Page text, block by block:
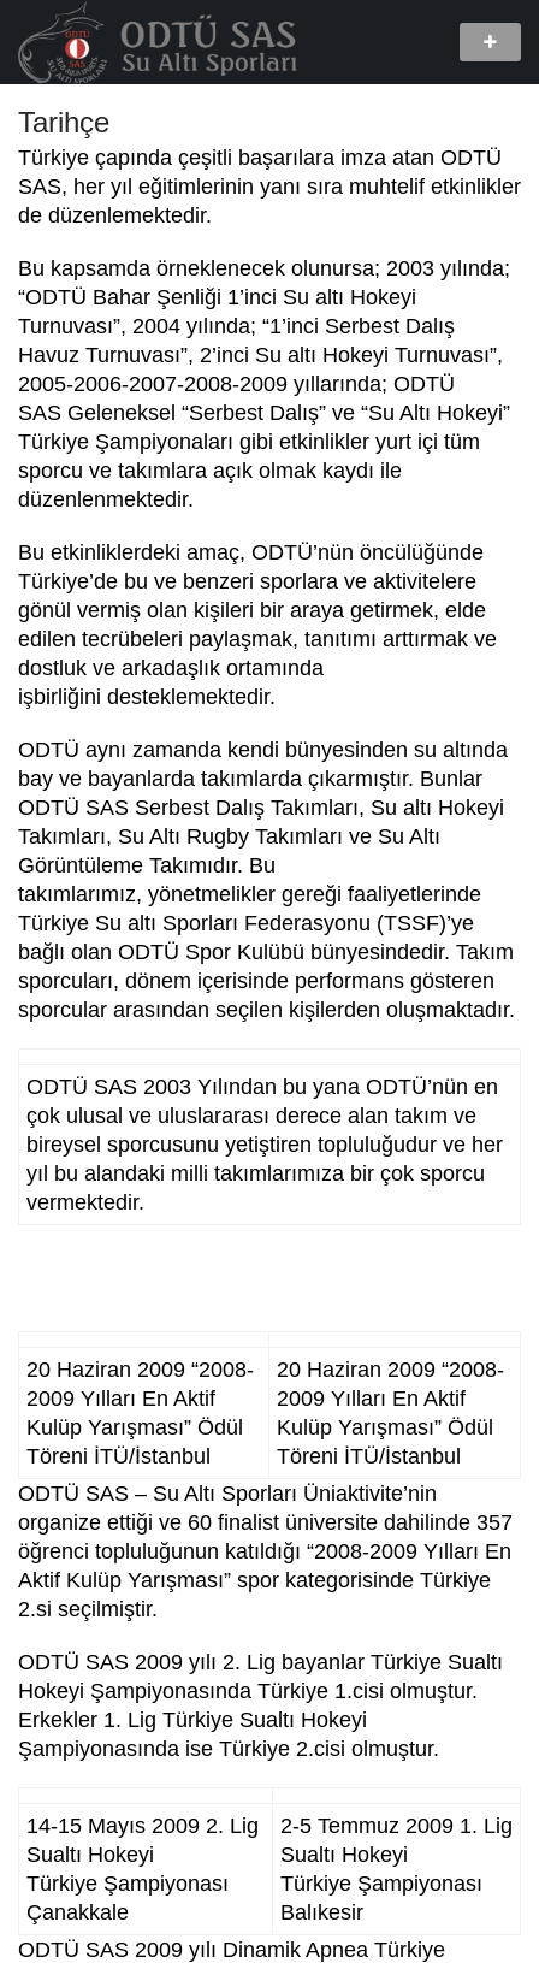
Tarihçe
Türkiye çapında çeşitli başarılara imza atan ODTÜ
SAS, her yıl eğitimlerinin yanı sıra muhtelif etkinlikler
de düzenlemektedir.
Bu kapsamda örneklenecek olunursa; 2003 yılında;
“ODTÜ Bahar Şenliği 1’inci Su altı Hokeyi
Turnuvası”, 2004 yılında; “1’inci Serbest Dalış
Havuz Turnuvası”, 2’inci Su altı Hokeyi Turnuvası”,
2005-2006-2007-2008-2009 yıllarında; ODTÜ
SAS Geleneksel “Serbest Dalış” ve “Su Altı Hokeyi”
Türkiye Şampiyonaları gibi etkinlikler yurt içi tüm
sporcu ve takımlara açık olmak kaydı ile
düzenlenmektedir.
Bu etkinliklerdeki amaç, ODTÜ’nün öncülüğünde
Türkiye’de bu ve benzeri sporlara ve aktivitelere
gönül vermiş olan kişileri bir araya getirmek, elde
edilen tecrübeleri paylaşmak, tanıtımı arttırmak ve
dostluk ve arkadaşlık ortamında
işbirliğini desteklemektedir.
ODTÜ aynı zamanda kendi bünyesinden su altında
bay ve bayanlarda takımlarda çıkarmıştır. Bunlar
ODTÜ SAS Serbest Dalış Takımları, Su altı Hokeyi
Takımları, Su Altı Rugby Takımları ve Su Altı
Görüntüleme Takımıdır. Bu
takımlarımız, yönetmelikler gereği faaliyetlerinde
Türkiye Su altı Sporları Federasyonu (TSSF)’ye
bağlı olan ODTÜ Spor Kulübü bünyesindedir. Takım
sporcuları, dönem içerisinde performans gösteren
sporcular arasından seçilen kişilerden oluşmaktadır.
ODTÜ SAS 2003 Yılından bu yana ODTÜ’nün en
çok ulusal ve uluslararası derece alan takım ve
bireysel sporcusunu yetiştiren topluluğudur ve her
yıl bu alandaki milli takımlarımıza bir çok sporcu
vermektedir.
20 Haziran 2009 “2008-
2009 Yılları En Aktif
Kulüp Yarışması” Ödül
Töreni İTÜ/İstanbul
20 Haziran 2009 “2008-
2009 Yılları En Aktif
Kulüp Yarışması” Ödül
Töreni İTÜ/İstanbul
ODTÜ SAS – Su Altı Sporları Üniaktivite’nin
organize ettiği ve 60 finalist üniversite dahilinde 357
öğrenci topluluğunun katıldığı “2008-2009 Yılları En
Aktif Kulüp Yarışması” spor kategorisinde Türkiye
2.si seçilmiştir.
ODTÜ SAS 2009 yılı 2. Lig bayanlar Türkiye Sualtı
Hokeyi Şampiyonasında Türkiye 1.cisi olmuştur.
Erkekler 1. Lig Türkiye Sualtı Hokeyi
Şampiyonasında ise Türkiye 2.cisi olmuştur.
14-15 Mayıs 2009 2. Lig
Sualtı Hokeyi
Türkiye Şampiyonası
Çanakkale
2-5 Temmuz 2009 1. Lig
Sualtı Hokeyi
Türkiye Şampiyonası
Balıkesir
ODTÜ SAS 2009 yılı Dinamik Apnea Türkiye